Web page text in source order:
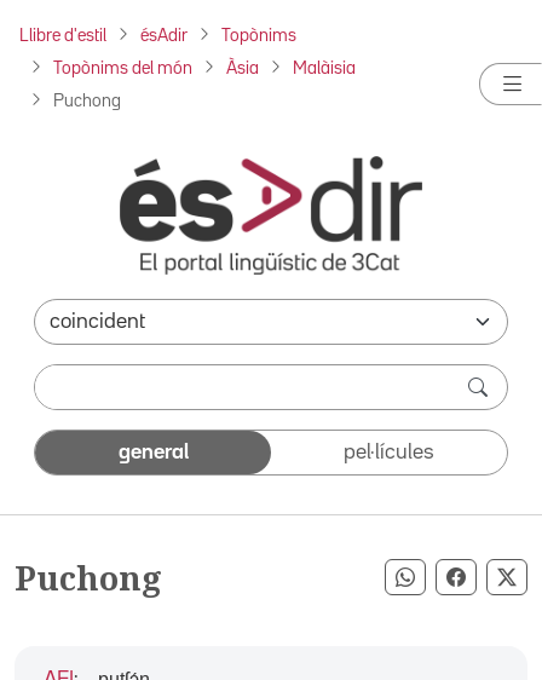
Llibre d'estil ésAdir Topònims
Topònims del món Àsia Malàisia
Puchong
general pel·lícules
Puchong Compartir